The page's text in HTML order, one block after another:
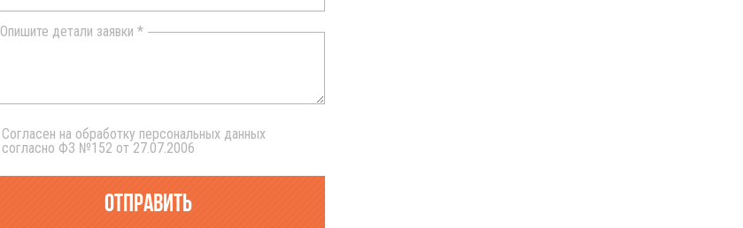
Опишите детали заявки *
Согласен на обработку персональных данных
согласно ФЗ №152 от 27.07.2006
Отправить